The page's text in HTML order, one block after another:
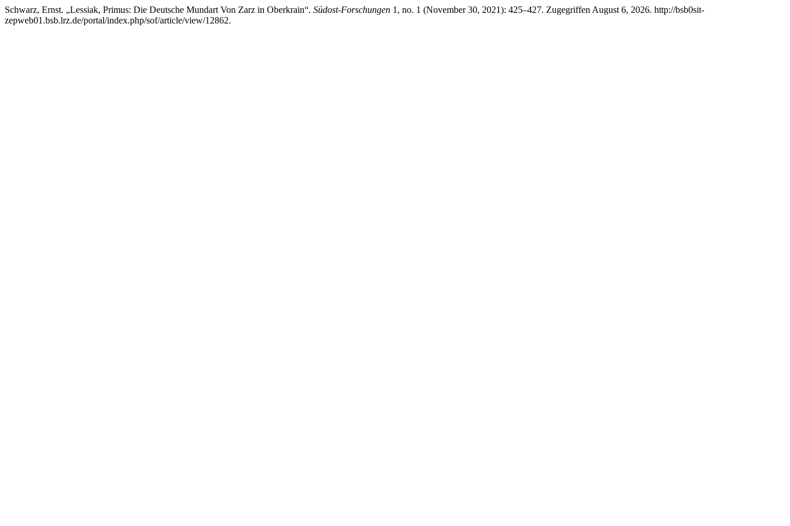
Schwarz, Ernst. „Lessiak, Primus: Die Deutsche Mundart Von Zarz in Oberkrain“. Südost-Forschungen 1, no. 1 (November 30, 2021): 425–427. Zugegriffen August 6, 2026. http://bsb0sit-
zepweb01.bsb.lrz.de/portal/index.php/sof/article/view/12862.